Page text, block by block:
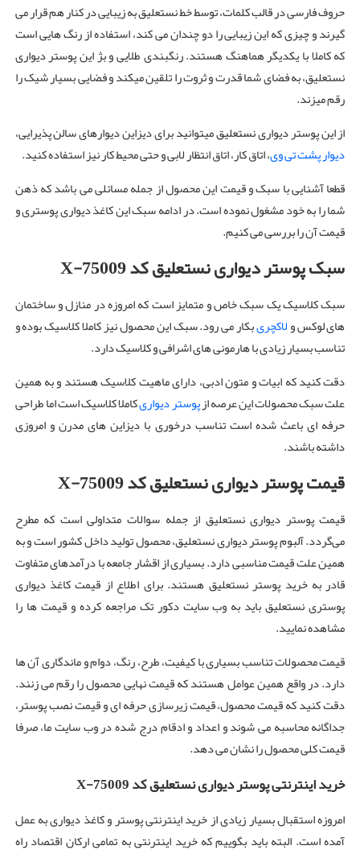
حروف فارسی در قالب کلمات، توسط خط نستعلیق به زیبایی در کنار هم قرار می
گیرند و چیزی که این زیبایی را دو چندان می کند، استفاده از رنگ هایی است
که کاملا با یکدیگر هماهنگ هستند. رنگبندی طلایی و بژ این پوستر دیواری
نستعلیق، به فضای شما قدرت و ثروت را تلقین میکند و فضایی بسیار شیک را
رقم میزند.
از این پوستر دیواری نستعلیق میتوانید برای دیزاین دیوارهای سالن پذیرایی،
دیوار پشت تی وی، اتاق کار، اتاق انتظار لابی و حتی محیط کار نیز استفاده کنید.
قطعا آشنایی با سبک و قیمت این محصول از جمله مسائلی می باشد که ذهن
شما را به خود مشغول نموده است. در ادامه سبک این کاغذ دیواری پوستری و
قیمت آن را بررسی می کنیم.
سبک پوستر دیواری نستعلیق کد X-75009
سبک کلاسیک یک سبک خاص و متمایز است که امروزه در منازل و ساختمان
های لوکس ولاکچریبکار می رود. سبک این محصول نیز کاملا کلاسیک بوده و
تناسب بسیار زیادی با هارمونی های اشرافی و کلاسیک دارد.
دقت کنید که ابیات و متون ادبی، دارای ماهیت کلاسیک هستند و به همین
علت سبک محصولات این عرصه ازپوستر دیواریکاملا کلاسیک است اما طراحی
حرفه ای باعث شده است تناسب درخوری با دیزاین های مدرن و امروزی
داشته باشند.
قیمت پوستر دیواری نستعلیق کد X-75009
قیمت پوستر دیواری نستعلیق از جمله سوالات متداولی است که مطرح
می‌گردد. آلبوم پوستر دیواری نستعلیق، محصول تولید داخل کشور است و به
همین علت قیمت مناسبی دارد. بسیاری از اقشار جامعه با درآمدهای متفاوت
قادر به خرید پوستر نستعلیق هستند. برای اطلاع از قیمت کاغذ دیواری
پوستری نستعلیق باید به وب سایت دکور تک مراجعه کرده و قیمت ها را
مشاهده نمایید.
قیمت محصولات تناسب بسیاری با کیفیت، طرح، رنگ، دوام و ماندگاری آن ها
دارد. در واقع همین عوامل هستند که قیمت نهایی محصول را رقم می زنند.
دقت کنید که قیمت محصول، قیمت زیرسازی حرفه ای و قیمت نصب پوستر،
جداگانه محاسبه می شوند و اعداد و ادقام درج شده در وب سایت ما، صرفا
قیمت کلی محصول را نشان می دهد.
خرید اینترنتی پوستر دیواری نستعلیق کد X-75009
امروزه استقبال بسیار زیادی از خرید اینترنتی پوستر و کاغذ دیواری به عمل
آمده است. البته باید بگوییم که خرید اینترنتی به تمامی ارکان اقتصاد راه